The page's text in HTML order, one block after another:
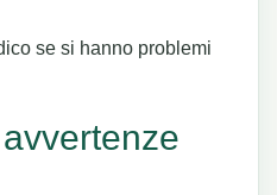
se si hanno problemi